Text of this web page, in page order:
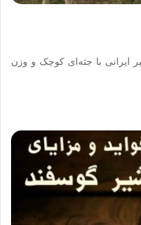
ایرانی با جثه‌ای کوچک و وزن